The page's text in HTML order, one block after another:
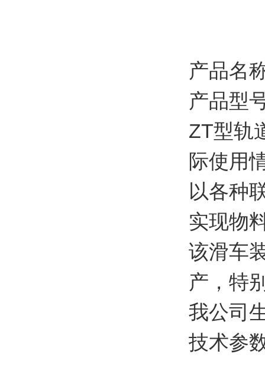
产品名
产品型
ZT型轨
际使用
以各种
实现物
该滑车
产，特
我公司
技术参